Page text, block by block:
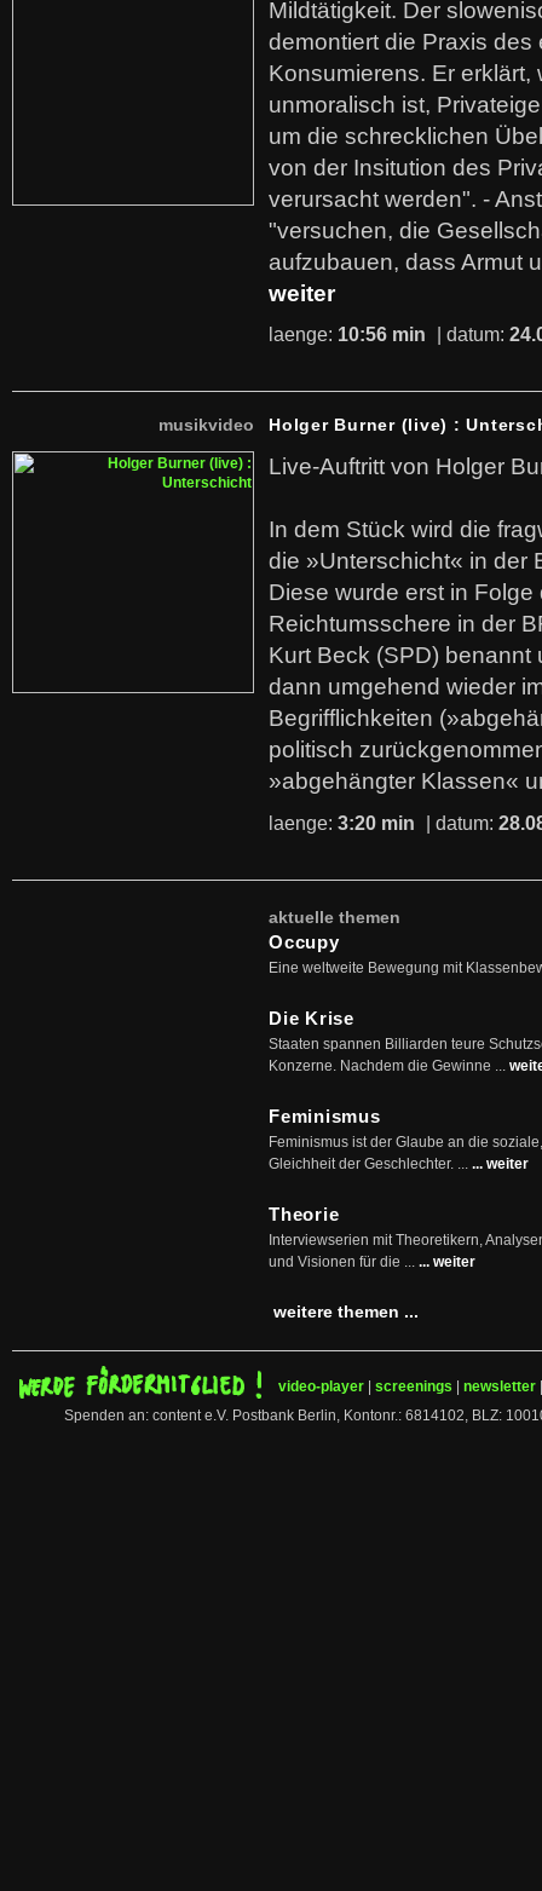
Mildtätigkeit. Der
demontiert die Praxis des
Konsumierens. Er erklärt,
unmoralisch ist,
um die schrecklichen
von der Insitution des
verursacht werden". -
"versuchen, die
aufzubauen, dass Armut
weiter
laenge: 10:56 min | datum:
musikvideo Holger Burner (live) :
Live-Auftritt von Holger
In dem Stück wird die
die »Unterschicht« in der
Diese wurde erst in
Reichtumsschere in der
Kurt Beck (SPD)
dann umgehend wieder
Begrifflichkeiten
politisch
»abgehängter Klassen«
laenge: 3:20 min | datum:
aktuelle themen
Occupy
Eine weltweite Bewegung mit
Die Krise
Staaten spannen Billiarden teure
Konzerne. Nachdem die Gewinne ...
Feminismus
Feminismus ist der Glaube an die
Gleichheit der Geschlechter. ... ... weiter
Theorie
Interviewserien mit Theoretikern,
und Visionen für die ... ... weiter
weitere themen ...
video-player screenings newsletter
Spenden an: content e.V. Postbank Berlin, Kontonr.: 6814102, BLZ: